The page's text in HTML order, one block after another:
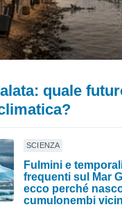
quale
SCIENZA
Fulmini e
frequenti sul Mar
ecco perché
cumulonembi